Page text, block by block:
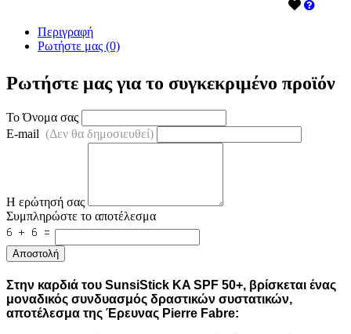
Περιγραφή
Ρωτήστε μας (0)
Ρωτήστε μας για το συγκεκριμένο προϊόν
Το Όνομα σας
E-mail (Δεν θα δημοσιευθεί)
Η ερώτησή σας
Συμπληρώστε το αποτέλεσμα
Αποστολή
Στην καρδιά του SunsiStick KA SPF 50+, βρίσκεται ένας
μοναδικός συνδυασμός δραστικών συστατικών,
αποτέλεσμα της Έρευνας Pierre Fabre: